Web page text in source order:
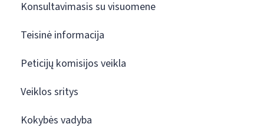
Konsultavimasis su visuomene
Teisinė informacija
Peticijų komisijos veikla
Veiklos sritys
Kokybės vadyba